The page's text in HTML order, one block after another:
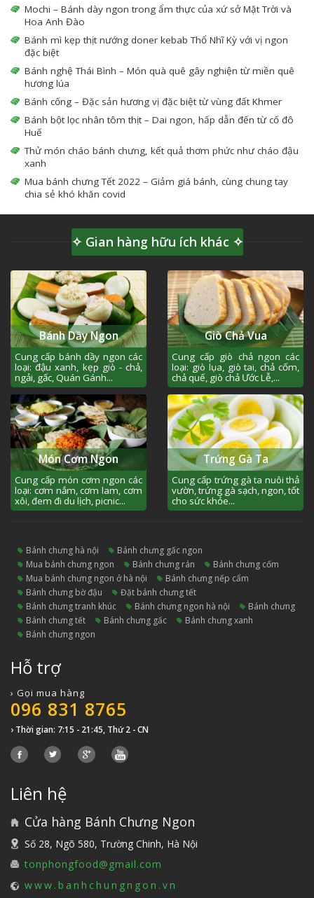
Mochi – Bánh dày ngon trong ẩm thực của xứ sở Mặt Trời và
Hoa Anh Đào
Bánh mì kẹp thịt nướng doner kebab Thổ Nhĩ Kỳ với vị ngon
đặc biệt
Bánh nghệ Thái Bình – Món quà quê gây nghiện từ miền quê
hương lúa
Bánh cống – Đặc sản hương vị đặc biệt từ vùng đất Khmer
Bánh bột lọc nhân tôm thịt – Dai ngon, hấp dẫn đến từ cố đô
Huế
Thử món cháo bánh chưng, kết quả thơm phức như cháo đậu
xanh
Mua bánh chưng Tết 2022 – Giảm giá bánh, cùng chung tay
chia sẻ khó khăn covid
✧ Gian hàng hữu ích khác ✧
Bánh Dầy Ngon
Cung cấp bánh dầy ngon các
loại: đậu xanh, kẹp giò - chả,
ngải, gấc, Quán Gánh...
Giò Chả Vua
Cung cấp giò chả ngon các
loại: giò lụa, giò tai, chả cốm,
chả quế, giò chả Ước Lễ,...
Món Cơm Ngon
Cung cấp món cơm ngon các
loại: cơm nắm, cơm lam, cơm
xôi, đem đi du lịch, picnic...
Trứng Gà Ta
Cung cấp trứng gà ta nuôi thả
vườn, trứng gà sạch, ngon, tốt
cho sức khỏe...
bánh chưng hà nội
bánh chưng gấc ngon
mua bánh chưng ngon
bánh chưng rán
bánh chưng cốm
mua bánh chưng ngon ở hà nội
bánh chưng nếp cẩm
bánh chưng bờ đậu
đặt bánh chưng tết
bánh chưng tranh khúc
bánh chưng ngon hà nội
bánh chưng
bánh chưng tết
bánh chưng gấc
bánh chưng xanh
bánh chưng ngon
Hỗ trợ
› Gọi mua hàng
096 831 8765
› Thời gian: 7:15 - 21:45, Thứ 2 - CN
Liên hệ
Cửa hàng Bánh Chưng Ngon
Số 28, Ngõ 580, Trường Chinh, Hà Nội
tonphongfood@gmail.com
www.banhchungngon.vn